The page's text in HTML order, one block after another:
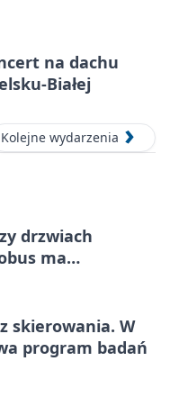
na dachu
Białej
Kolejne wydarzenia
drzwiach
ma
skierowania. W
program badań